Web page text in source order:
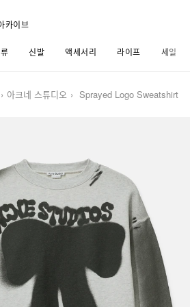
카이브
신발 액세서리 라이프 세일
아크네 스튜디오 Sprayed Logo Sweatshirt